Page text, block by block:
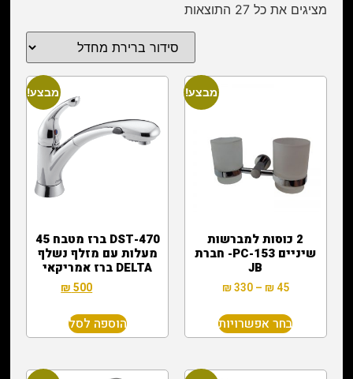
מציגים את כל ⁦27⁩ התוצאות
מבצע!
2 כוסות למברשות
שיניים 153-PC- חברת
JB
₪45
–
₪330
בחר אפשרויות
מבצע!
470-DST ברז מטבח 45
מעלות עם מזלף נשלף
DELTA ברז אמריקאי
₪500
הוספה לסל